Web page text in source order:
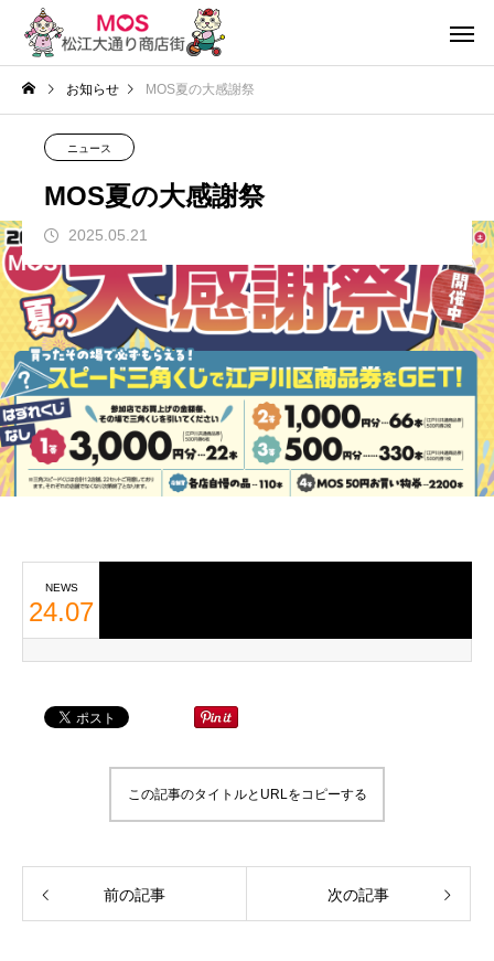
お知らせ MOS夏の大感謝祭
ニュース
MOS夏の大感謝祭
2025.05.21
NEWS
24.07
この記事のタイトルとURLをコピーする
前の記事 次の記事